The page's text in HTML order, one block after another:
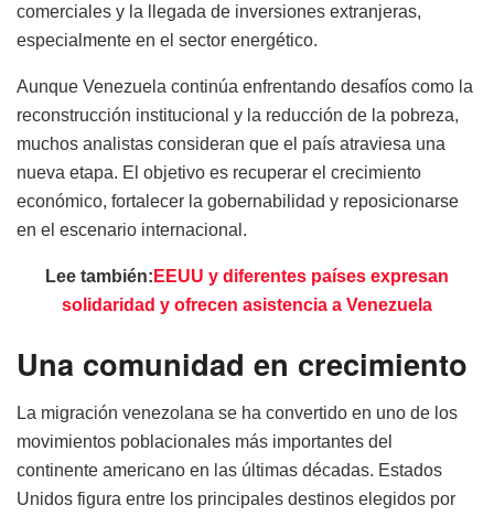
comerciales y la llegada de inversiones extranjeras,
especialmente en el sector energético.
Aunque Venezuela continúa enfrentando desafíos como la
reconstrucción institucional y la reducción de la pobreza,
muchos analistas consideran que el país atraviesa una
nueva etapa. El objetivo es recuperar el crecimiento
económico, fortalecer la gobernabilidad y reposicionarse
en el escenario internacional.
Lee también: EEUU y diferentes países expresan
solidaridad y ofrecen asistencia a Venezuela
Una comunidad en crecimiento
La migración venezolana se ha convertido en uno de los
movimientos poblacionales más importantes del
continente americano en las últimas décadas. Estados
Unidos figura entre los principales destinos elegidos por